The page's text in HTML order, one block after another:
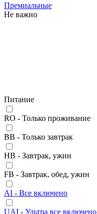
Премиальные
Не важно
Питание
RO - Только проживание
BB - Только завтрак
HB - Завтрак, ужин
FB - Завтрак, обед, ужин
AI - Все включено
UAI - Ультра все включено